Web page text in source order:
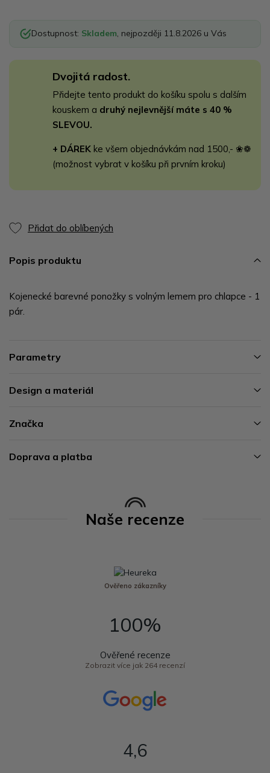
Dostupnost: Skladem, nejpozději 11.8.2026 u Vás
Dvojitá radost.
Přidejte tento produkt do košíku spolu s dalším
kouskem a druhý nejlevnější máte s 40 %
SLEVOU.
+ DÁREK ke všem objednávkám nad 1500,- ❀❁
(možnost vybrat v košíku při prvním kroku)
Přidat do oblíbených
Popis produktu
Kojenecké barevné ponožky s volným lemem pro chlapce - 1
pár.
Parametry
Design a materiál
Značka
Doprava a platba
Naše recenze
Ověřeno zákazníky
100%
Ověřené recenze
Zobrazit více jak 264 recenzí
4,6